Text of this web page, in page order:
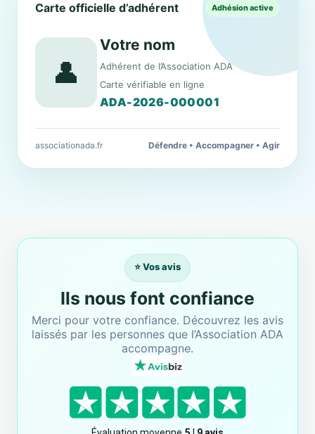
Carte officielle d’adhérent Adhésion active
👤
Votre nom
Adhérent de l’Association ADA
Carte vérifiable en ligne
ADA-2026-000001
associationada.fr Défendre • Accompagner • Agir
⭐ Vos avis
Ils nous font confiance
Merci pour votre confiance. Découvrez les avis
laissés par les personnes que l’Association ADA
accompagne.